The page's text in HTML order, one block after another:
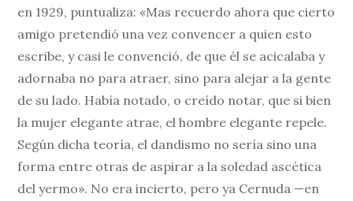
en 1929, puntualiza: «Mas recuerdo ahora que cierto
amigo pretendió una vez convencer a quien esto
escribe, y casi le convenció, de que él se acicalaba y
adornaba no para atraer, sino para alejar a la gente
de su lado. Había notado, o creído notar, que si bien
la mujer elegante atrae, el hombre elegante repele.
Según dicha teoría, el dandismo no sería sino una
forma entre otras de aspirar a la soledad ascética
del yermo». No era incierto, pero ya Cernuda —en